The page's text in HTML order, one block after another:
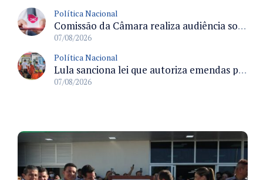
Política Nacional
Comissão da Câmara realiza audiência sobre apostas online para medir o tamanho do mercado ilegal
07/08/2026
Política Nacional
Lula sanciona lei que autoriza emendas parlamentares para atendimento pré-hospitalar pelos bombeiros
07/08/2026